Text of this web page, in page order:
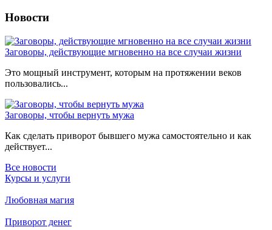
Новости
Заговоры, действующие мгновенно на все случаи жизни
Это мощный инструмент, которым на протяжении веков
пользовались...
Заговоры, чтобы вернуть мужа
Как сделать приворот бывшего мужа самостоятельно и как
действует...
Все новости
Курсы и услуги
Любовная магия
Приворот денег